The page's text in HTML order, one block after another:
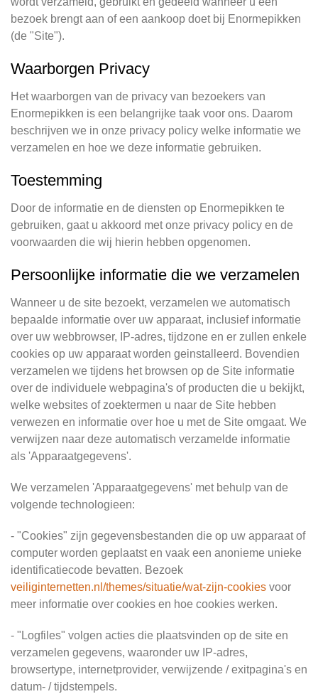
bezoek brengt aan of een aankoop doet bij Enormepikken
(de "Site").
Waarborgen Privacy
Het waarborgen van de privacy van bezoekers van
Enormepikken is een belangrijke taak voor ons. Daarom
beschrijven we in onze privacy policy welke informatie we
verzamelen en hoe we deze informatie gebruiken.
Toestemming
Door de informatie en de diensten op Enormepikken te
gebruiken, gaat u akkoord met onze privacy policy en de
voorwaarden die wij hierin hebben opgenomen.
Persoonlijke informatie die we verzamelen
Wanneer u de site bezoekt, verzamelen we automatisch
bepaalde informatie over uw apparaat, inclusief informatie
over uw webbrowser, IP-adres, tijdzone en er zullen enkele
cookies op uw apparaat worden geinstalleerd. Bovendien
verzamelen we tijdens het browsen op de Site informatie
over de individuele webpagina's of producten die u bekijkt,
welke websites of zoektermen u naar de Site hebben
verwezen en informatie over hoe u met de Site omgaat. We
verwijzen naar deze automatisch verzamelde informatie
als 'Apparaatgegevens'.
We verzamelen 'Apparaatgegevens' met behulp van de
volgende technologieen:
- "Cookies" zijn gegevensbestanden die op uw apparaat of
computer worden geplaatst en vaak een anonieme unieke
identificatiecode bevatten. Bezoek
veiliginternetten.nl/themes/situatie/wat-zijn-cookies voor
meer informatie over cookies en hoe cookies werken.
- "Logfiles" volgen acties die plaatsvinden op de site en
verzamelen gegevens, waaronder uw IP-adres,
browsertype, internetprovider, verwijzende / exitpagina's en
datum- / tijdstempels.